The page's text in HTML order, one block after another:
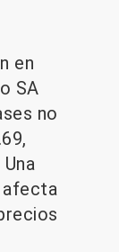
en
SA
no
afecta